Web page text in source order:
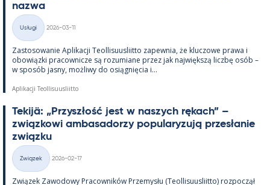
nazwa
Kategorie
Usługi
2026-03-11
Zas­to­sowa­nie Apli­kacji Teol­li­suus­liitto za­pew­nia, że kluczowe prawa i
obowiązki pracow­nicze są rozu­miane przez jak największą liczbę osób –
w sposób jasny, moż­liwy do osiąg­nięcia i...
Aplikacji Teollisuusliitto
Te­kijä: „Przyszłość jest w naszych rę­kach” –
związ­kowi am­ba­sa­dorzy po­pu­la­ryzują przesła­nie
związku
Kategorie
Związek
2026-02-17
Związek Zawo­dowy Pracow­ników Prze­mysłu (Teol­li­suus­liitto) roz­począł